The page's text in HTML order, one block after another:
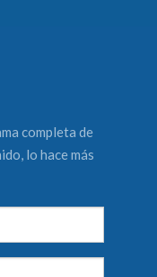
completa de
lo hace más